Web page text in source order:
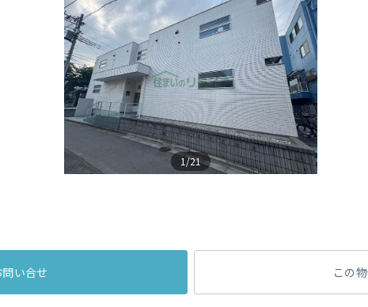
1/21
い合せ この